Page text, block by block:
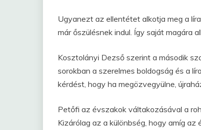
Ugyanezt az ellentétet alkotja meg a
már őszülésnek indul. Így saját magára
Kosztolányi Dezső szerint a második
sorokban a szerelmes boldogság és a
kérdést, hogy ha megözvegyülne,
Petőfi az évszakok váltakozásával a
Kizárólag az a különbség, hogy amíg